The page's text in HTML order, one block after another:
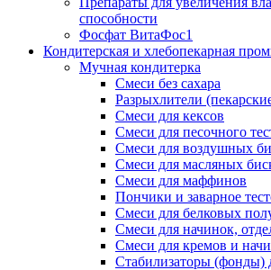
способности
Фосфат ВитаФос1
Кондитерская и хлебопекарная
Мучная кондитерка
Смеси без сахара
Разрыхлители
Смеси для кексов
Смеси для песочного
Смеси для воздушных
Смеси для масляных
Смеси для маффинов
Пончики и заварное
Cмеси для белковых
Смеси для начинок,
Смеси для кремов и
Стабилизаторы (фонды)